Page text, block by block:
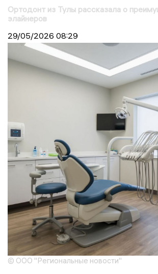
Ортодонт из Тулы рассказала о
элайнеров
29/05/2026 08:29
© ООО "Региональные новости"